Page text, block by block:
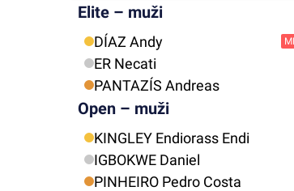
Elite – muži
DÍAZ Andy
ER Necati
PANTAZÍS Andreas
Open – muži
KINGLEY Endiorass Endi
IGBOKWE Daniel
PINHEIRO Pedro Costa